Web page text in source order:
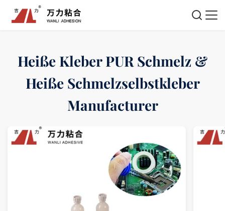
Heiße Kleber PUR Schmelz &
Heiße Schmelzselbstkleber
Manufacturer